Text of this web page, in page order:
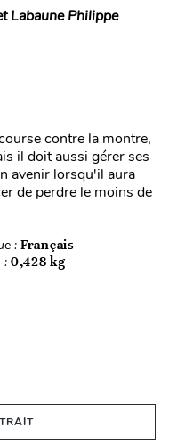
Labaune Philippe
contre la montre,
il doit aussi gérer ses
avenir lorsqu'il aura
de perdre le moins de
: Français
: 0,428 kg